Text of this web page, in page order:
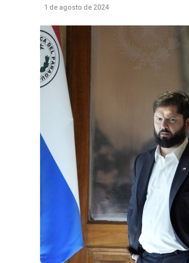
1 de agosto de 2024